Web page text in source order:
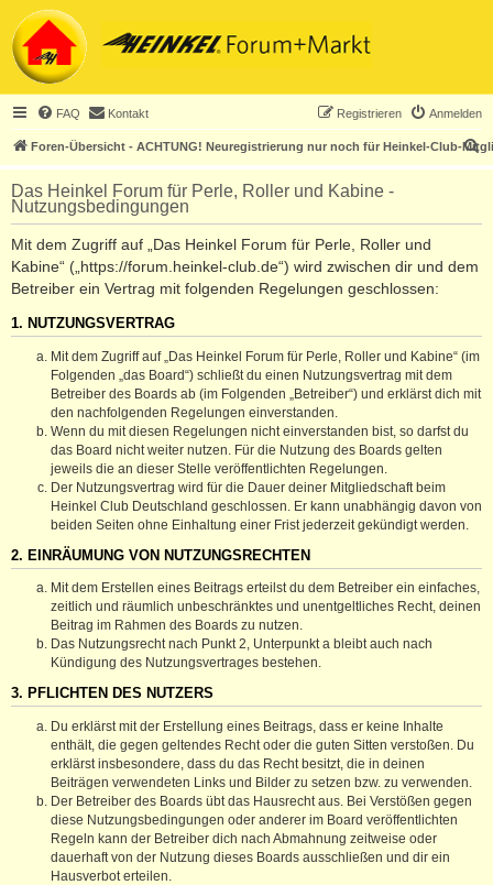
FAQ Kontakt Anmelden
Registrieren
Foren-Übersicht - ACHTUNG! Neuregistrierung nur noch für Heinkel-Club-
S
u
h
Das Heinkel Forum für Perle, Roller und Kabine -
Nutzungsbedingungen
Mit dem Zugriff auf „Das Heinkel Forum für Perle, Roller und
Kabine“ („https://forum.heinkel-club.de“) wird zwischen dir und dem
Betreiber ein Vertrag mit folgenden Regelungen geschlossen:
1. NUTZUNGSVERTRAG
Mit dem Zugriff auf „Das Heinkel Forum für Perle, Roller und Kabine“ (im
Folgenden „das Board“) schließt du einen Nutzungsvertrag mit dem
Betreiber des Boards ab (im Folgenden „Betreiber“) und erklärst dich mit
den nachfolgenden Regelungen einverstanden.
Wenn du mit diesen Regelungen nicht einverstanden bist, so darfst du
das Board nicht weiter nutzen. Für die Nutzung des Boards gelten
jeweils die an dieser Stelle veröffentlichten Regelungen.
Der Nutzungsvertrag wird für die Dauer deiner Mitgliedschaft beim
Heinkel Club Deutschland geschlossen. Er kann unabhängig davon von
beiden Seiten ohne Einhaltung einer Frist jederzeit gekündigt werden.
2. EINRÄUMUNG VON NUTZUNGSRECHTEN
Mit dem Erstellen eines Beitrags erteilst du dem Betreiber ein einfaches,
zeitlich und räumlich unbeschränktes und unentgeltliches Recht, deinen
Beitrag im Rahmen des Boards zu nutzen.
Das Nutzungsrecht nach Punkt 2, Unterpunkt a bleibt auch nach
Kündigung des Nutzungsvertrages bestehen.
3. PFLICHTEN DES NUTZERS
Du erklärst mit der Erstellung eines Beitrags, dass er keine Inhalte
enthält, die gegen geltendes Recht oder die guten Sitten verstoßen. Du
erklärst insbesondere, dass du das Recht besitzt, die in deinen
Beiträgen verwendeten Links und Bilder zu setzen bzw. zu verwenden.
Der Betreiber des Boards übt das Hausrecht aus. Bei Verstößen gegen
diese Nutzungsbedingungen oder anderer im Board veröffentlichten
Regeln kann der Betreiber dich nach Abmahnung zeitweise oder
dauerhaft von der Nutzung dieses Boards ausschließen und dir ein
Hausverbot erteilen.